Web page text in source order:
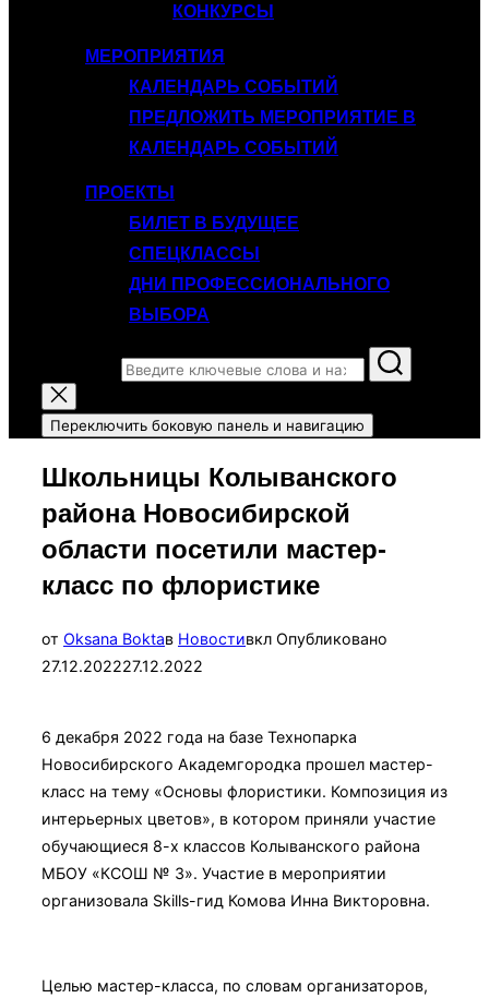
КОНКУРСЫ
МЕРОПРИЯТИЯ
КАЛЕНДАРЬ СОБЫТИЙ
ПРЕДЛОЖИТЬ МЕРОПРИЯТИЕ В
КАЛЕНДАРЬ СОБЫТИЙ
ПРОЕКТЫ
БИЛЕТ В БУДУЩЕЕ
СПЕЦКЛАССЫ
ДНИ ПРОФЕССИОНАЛЬНОГО
ВЫБОРА
Переключить боковую панель и навигацию
Школьницы Колыванского
района Новосибирской
области посетили мастер-
класс по флористике
от Oksana Boktaв Новостивкл Опубликовано
27.12.202227.12.2022
6 декабря 2022 года на базе Технопарка
Новосибирского Академгородка прошел мастер-
класс на тему «Основы флористики. Композиция из
интерьерных цветов», в котором приняли участие
обучающиеся 8-х классов Колыванского района
МБОУ «КСОШ № 3». Участие в мероприятии
организовала Skills-гид Комова Инна Викторовна.
Целью мастер-класса, по словам организаторов,